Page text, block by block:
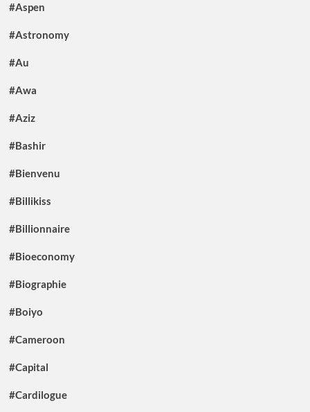
#Aspen
#Astronomy
#Au
#Awa
#Aziz
#Bashir
#Bienvenu
#Billikiss
#Billionnaire
#Bioeconomy
#Biographie
#Boiyo
#Cameroon
#Capital
#Cardilogue